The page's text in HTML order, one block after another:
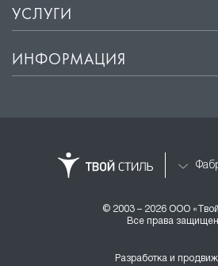
УСЛУГИ
ИНФОРМАЦИЯ
© 2003 – 2026 ООО
Все права
Разработка и